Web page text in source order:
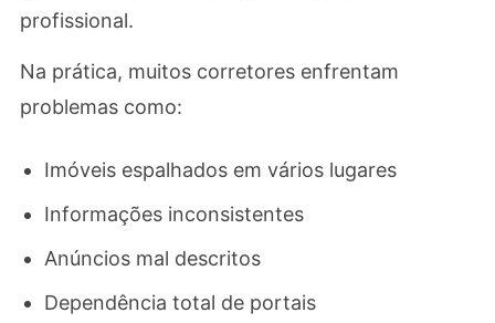
profissional.
Na prática, muitos corretores enfrentam
problemas como:
Imóveis espalhados em vários lugares
Informações inconsistentes
Anúncios mal descritos
Dependência total de portais